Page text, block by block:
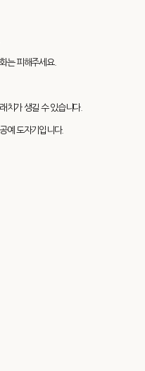
는 피해주세요.
치가 생길 수 있습니다.
예 도자기입니다.